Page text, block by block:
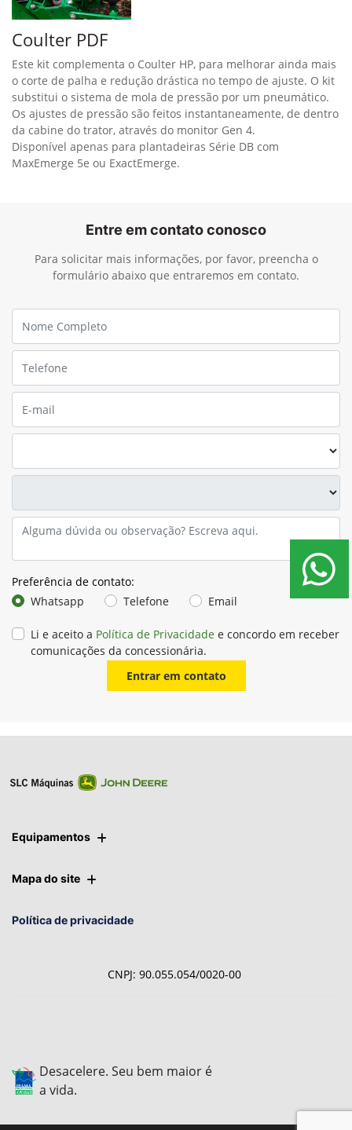
Coulter PDF
Este kit complementa o Coulter HP, para melhorar ainda mais
o corte de palha e redução drástica no tempo de ajuste. O kit
substitui o sistema de mola de pressão por um pneumático.
Os ajustes de pressão são feitos instantaneamente, de dentro
da cabine do trator, através do monitor Gen 4.
Disponível apenas para plantadeiras Série DB com
MaxEmerge 5e ou ExactEmerge.
Entre em contato conosco
Para solicitar mais informações, por favor, preencha o
formulário abaixo que entraremos em contato.
Preferência de contato:
Whatsapp
Telefone Email
Li e aceito a Política de Privacidade e concordo em receber
comunicações da concessionária.
Entrar em contato
Equipamentos
Mapa do site
Política de privacidade
CNPJ: 90.055.054/0020-00
Desacelere. Seu bem maior é
a vida.